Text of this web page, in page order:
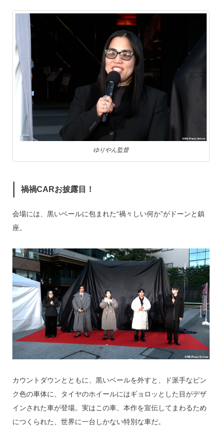
ゆりやん監督
禍禍CARお披露目！
会場には、黒いベールに包まれた“禍々しい何か”がドーンと鎮
座。
カウントダウンとともに、黒いベールを外すと、ド派手なピン
ク色の車体に、タイヤのホイールにはギョロッとした目がデザ
インされた車が登場。実はこの車、本作を宣伝してまわるため
につくられた、世界に一台しかない特別な車だ。